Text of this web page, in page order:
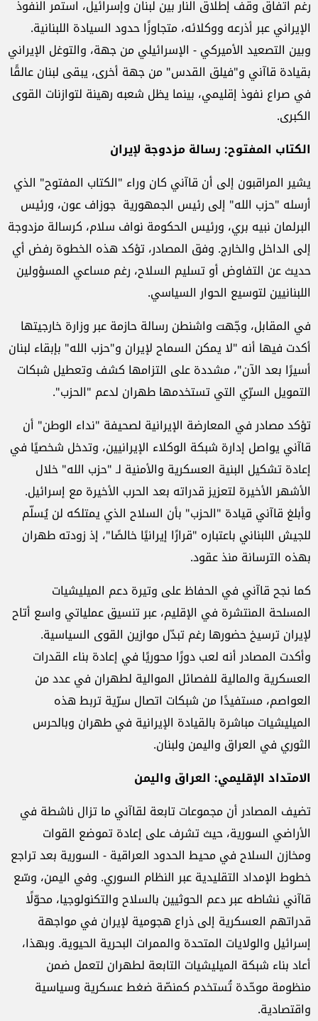
رغم اتفاق وقف إطلاق النار بين لبنان وإسرائيل، استمر النفوذ
الإيراني عبر أذرعه ووكلائه، متجاوزًا حدود السيادة اللبنانية.
وبين التصعيد الأميركي - الإسرائيلي من جهة، والتوغل الإيراني
بقيادة قاآني و"فيلق القدس" من جهة أخرى، يبقى لبنان عالقًا
في صراع نفوذ إقليمي، بينما يظل شعبه رهينة لتوازنات القوى
الكبرى.
الكتاب المفتوح: رسالة مزدوجة لإيران
يشير المراقبون إلى أن قاآني كان وراء "الكتاب المفتوح" الذي
أرسله "حزب الله" إلى رئيس الجمهورية جوزاف عون، ورئيس
البرلمان نبيه بري، ورئيس الحكومة نواف سلام، كرسالة مزدوجة
إلى الداخل والخارج. وفق المصادر، تؤكد هذه الخطوة رفض أي
حديث عن التفاوض أو تسليم السلاح، رغم مساعي المسؤولين
اللبنانيين لتوسيع الحوار السياسي.
في المقابل، وجّهت واشنطن رسالة حازمة عبر وزارة خارجيتها
أكدت فيها أنه "لا يمكن السماح لإيران و"حزب الله" بإبقاء لبنان
أسيرًا بعد الآن"، مشددة على التزامها كشف وتعطيل شبكات
التمويل السرّي التي تستخدمها طهران لدعم "الحزب".
تؤكد مصادر في المعارضة الإيرانية لصحيفة "نداء الوطن" أن
قاآني يواصل إدارة شبكة الوكلاء الإيرانيين، وتدخل شخصيًا في
إعادة تشكيل البنية العسكرية والأمنية لـ "حزب الله" خلال
الأشهر الأخيرة لتعزيز قدراته بعد الحرب الأخيرة مع إسرائيل.
وأبلغ قاآني قيادة "الحزب" بأن السلاح الذي يمتلكه لن يُسلّم
للجيش اللبناني باعتباره "قرارًا إيرانيًا خالصًا"، إذ زودته طهران
بهذه الترسانة منذ عقود.
كما نجح قاآني في الحفاظ على وتيرة دعم الميليشيات
المسلحة المنتشرة في الإقليم، عبر تنسيق عملياتي واسع أتاح
لإيران ترسيخ حضورها رغم تبدّل موازين القوى السياسية.
وأكدت المصادر أنه لعب دورًا محوريًا في إعادة بناء القدرات
العسكرية والمالية للفصائل الموالية لطهران في عدد من
العواصم، مستفيدًا من شبكات اتصال سرّية تربط هذه
الميليشيات مباشرة بالقيادة الإيرانية في طهران وبالحرس
الثوري في العراق واليمن ولبنان.
الامتداد الإقليمي: العراق واليمن
تضيف المصادر أن مجموعات تابعة لقاآني ما تزال ناشطة في
الأراضي السورية، حيث تشرف على إعادة تموضع القوات
ومخازن السلاح في محيط الحدود العراقية - السورية بعد تراجع
خطوط الإمداد التقليدية عبر النظام السوري. وفي اليمن، وسّع
قاآني نشاطه عبر دعم الحوثيين بالسلاح والتكنولوجيا، محوّلًا
قدراتهم العسكرية إلى ذراع هجومية لإيران في مواجهة
إسرائيل والولايات المتحدة والممرات البحرية الحيوية. وبهذا،
أعاد بناء شبكة الميليشيات التابعة لطهران لتعمل ضمن
منظومة موحّدة تُستخدم كمنصّة ضغط عسكرية وسياسية
واقتصادية.